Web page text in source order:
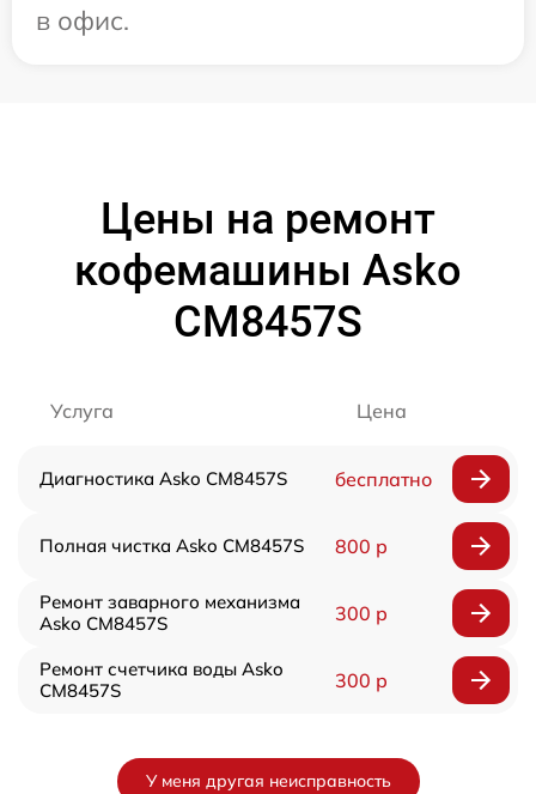
в офис.
Цены на ремонт
кофемашины Asko
CM8457S
Услуга Цена
Диагностика Asko CM8457S бесплатно
Полная чистка Asko CM8457S 800 р
Ремонт заварного механизма
Asko CM8457S
300 р
Ремонт счетчика воды Asko
CM8457S
300 р
У меня другая неисправность